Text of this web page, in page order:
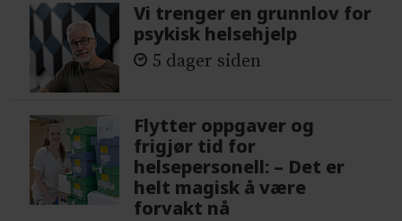
Vi trenger en grunnlov for
psykisk helsehjelp
5 dager siden
Flytter oppgaver og
frigjør tid for
helsepersonell: – Det er
helt magisk å være
forvakt nå